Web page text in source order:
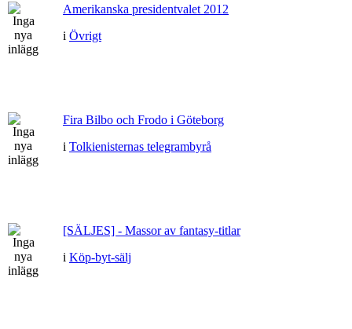
Amerikanska presidentvalet 2012
i Övrigt
Fira Bilbo och Frodo i Göteborg
i Tolkienisternas telegrambyrå
[SÄLJES] - Massor av fantasy-titlar
i Köp-byt-sälj